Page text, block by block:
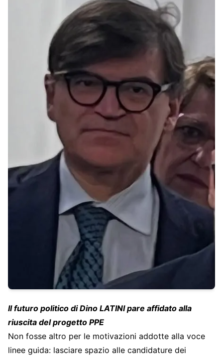
Il futuro politico di Dino LATINI pare affidato alla
riuscita del progetto PPE
Non fosse altro per le motivazioni addotte alla voce
linee guida: lasciare spazio alle candidature dei